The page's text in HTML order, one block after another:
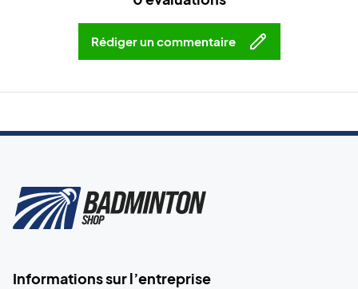
Rédiger un commentaire
Informations sur l’entreprise